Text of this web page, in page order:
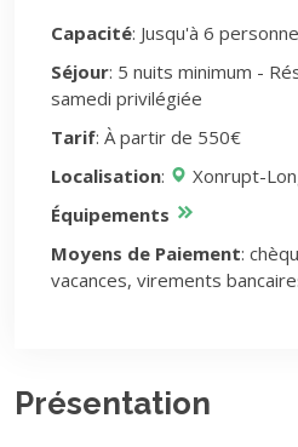
Capacité: Jusqu'à 6
Séjour: 5 nuits minimum -
samedi privilégiée
Tarif: À partir de 550€
Localisation:
Xonrupt-
Équipements
Moyens de Paiement:
vacances, virements
Présentation